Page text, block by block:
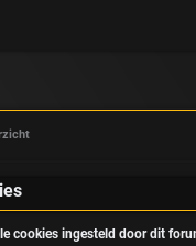
cookies ingesteld door dit